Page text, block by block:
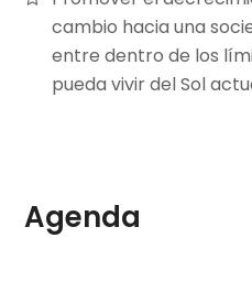
cambio hacia una
entre dentro de los
pueda vivir del Sol
Agenda